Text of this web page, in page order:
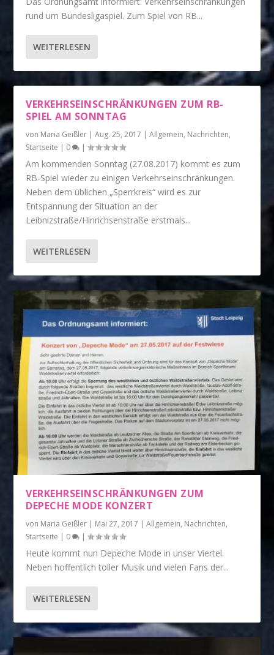
rund um Bundesligaspiel. Zum Spiel von RB...
WEITERLESEN
VERKEHRSEINSCHRÄNKUNGEN ZUM RB-
SPIEL AM SONNTAG
von Maria Geißler |Aug. 25, 2017 |Allgemein, Nachrichten,
Startseite | 0 |
Am kommenden Sonntag (27.08.2017) kommt es zum
RB-Spiel wieder zu einigen Verkehrseinschränkungen.
Neben dem üblichen „Sperrkreis“ wird es zur
Entspannung der Situation an der
Leibnizstraße/Hinrichsenstraße erstmals...
WEITERLESEN
VERKEHRSEINSCHRÄNKUNGEN ZUM
DEPECHE MODE KONZERT
von Maria Geißler | Mai 27, 2017 |Allgemein, Nachrichten,
Startseite | 0 |
Heute kommt nun Depeche Mode in unser Viertel.
Neben hoffentlich toller Musik und vielen Fans der...
WEITERLESEN